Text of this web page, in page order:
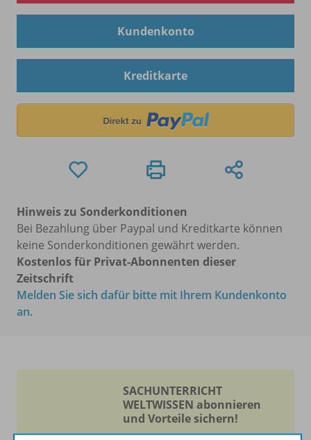
Kundenkonto
Kreditkarte
Hinweis zu Sonderkonditionen
Bei Bezahlung über Paypal und Kreditkarte können
keine Sonderkonditionen gewährt werden.
Kostenlos für Privat-Abonnenten dieser
Zeitschrift
Melden Sie sich dafür bitte mit Ihrem Kundenkonto
an.
SACHUNTERRICHT
WELTWISSEN abonnieren
und Vorteile sichern!